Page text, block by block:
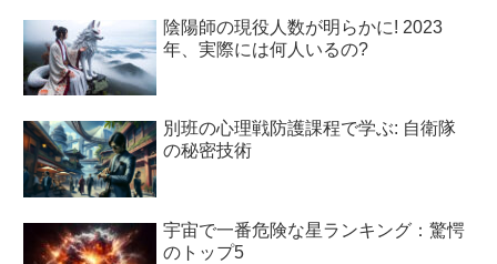
陰陽師の現役人数が明らかに! 2023
年、実際には何人いるの?
別班の心理戦防護課程で学ぶ: 自衛隊
の秘密技術
宇宙で一番危険な星ランキング：驚愕
のトップ5